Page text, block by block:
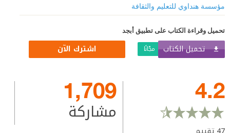
مؤسسة هنداوي للتعليم والثقافة
تحميل وقراءة الكتاب على تطبيق أبجد
تحميل الكتاب مجّانًا اشترك الآن
4.2
1,709
مشاركة